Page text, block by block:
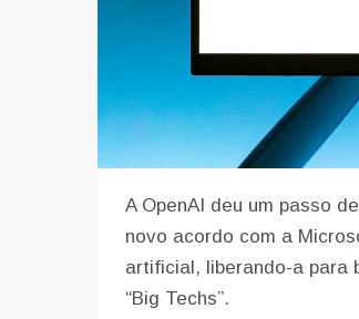
A OpenAI deu um passo
novo acordo com a
artificial, liberando-a para
“Big Techs”.